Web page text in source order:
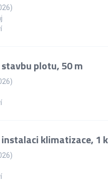
plotu, 50 m
klimatizace, 1